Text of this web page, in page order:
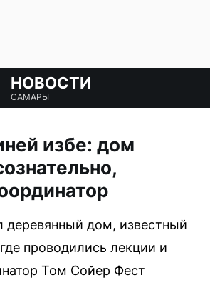
НОВОСТИ
САМАРЫ
избе: дом
деревянный дом, известный
проводились лекции и
Том Сойер Фест